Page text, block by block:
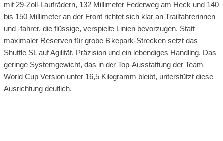
mit 29-Zoll-Laufrädern, 132 Millimeter Federweg am Heck und 140
bis 150 Millimeter an der Front richtet sich klar an Trailfahrerinnen
und -fahrer, die flüssige, verspielte Linien bevorzugen. Statt
maximaler Reserven für grobe Bikepark-Strecken setzt das
Shuttle SL auf Agilität, Präzision und ein lebendiges Handling. Das
geringe Systemgewicht, das in der Top-Ausstattung der Team
World Cup Version unter 16,5 Kilogramm bleibt, unterstützt diese
Ausrichtung deutlich.